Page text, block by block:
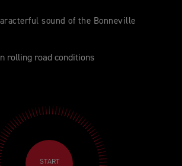
sound of the Bonneville
rolling road conditions
START